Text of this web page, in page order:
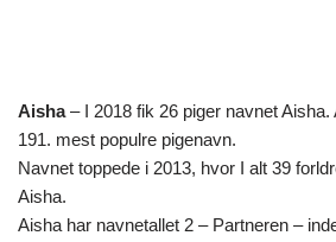
Aisha– I 2018 fik 26 piger navnet Aisha.
191. mest populre pigenavn.
Navnet toppede i 2013, hvor I alt 39
Aisha.
Aisha har navnetallet 2 – Partneren –